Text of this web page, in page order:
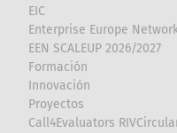
EIC
Enterprise Europe
EEN SCALEUP 2026/2027
Formación
Innovación
Proyectos
Call4Evaluators